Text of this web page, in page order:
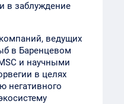
в заблуждение
ведущих
в Баренцевом
и научными
в целях
негативного